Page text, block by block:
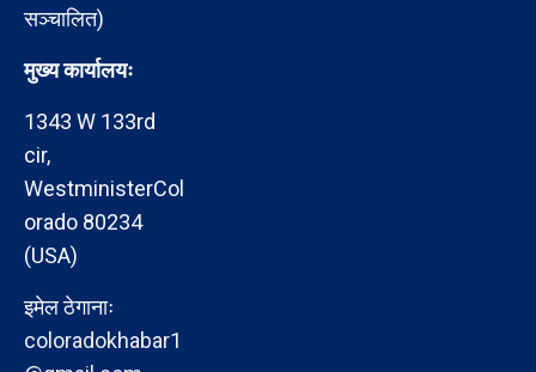
सञ्चालित)
मुख्य कार्यालयः
1343 W 133rd
cir,
WestministerCol
orado 80234
(USA)
इमेल ठेगानाः
coloradokhabar1